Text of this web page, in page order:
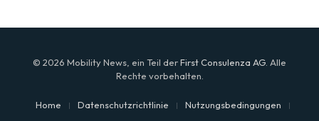
© 2026 Mobility News, ein Teil derFirst Consulenza AG . Alle
Rechte vorbehalten.
Home Datenschutzrichtlinie Nutzungsbedingungen